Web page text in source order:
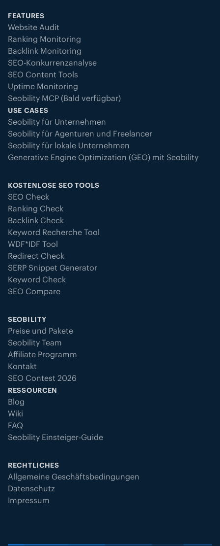
FEATURES
Website Audit
Ranking Monitoring
Backlink Monitoring
SEO-Konkurrenzanalyse
SEO Content Tools
Uptime Monitoring
Seobility MCP (Bald verfügbar)
USE CASES
Seobility für Unternehmen
Seobility für Agenturen und Freelancer
Seobility für lokale Unternehmen
Generative Engine Optimization (GEO) mit Seobility
KOSTENLOSE SEO TOOLS
SEO Check
Ranking Check
Backlink Check
Keyword Recherche Tool
WDF*IDF Tool
Redirect Check
SERP Snippet Generator
Keyword Check
SEO Compare
SEOBILITY
Preise und Pakete
Seobility Team
Affiliate Programm
Kontakt
SEO Contest 2026
RESSOURCEN
Blog
Wiki
FAQ
Seobility Einsteiger-Guide
RECHTLICHES
Allgemeine Geschäftsbedingungen
Datenschutz
Impressum